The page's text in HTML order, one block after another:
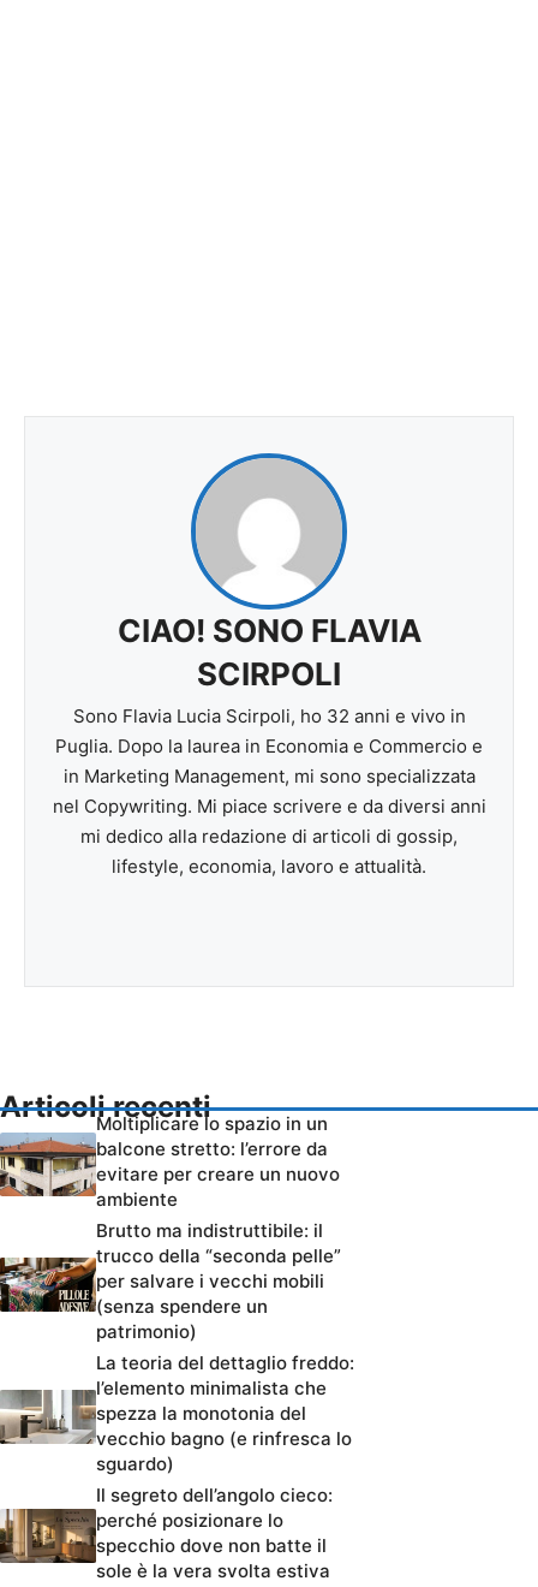
CIAO! SONO FLAVIA
SCIRPOLI
Sono Flavia Lucia Scirpoli, ho 32 anni e vivo in
Puglia. Dopo la laurea in Economia e Commercio e
in Marketing Management, mi sono specializzata
nel Copywriting. Mi piace scrivere e da diversi anni
mi dedico alla redazione di articoli di gossip,
lifestyle, economia, lavoro e attualità.
Articoli recenti
Moltiplicare lo spazio in un
balcone stretto: l’errore da
evitare per creare un nuovo
ambiente
Brutto ma indistruttibile: il
trucco della “seconda pelle”
per salvare i vecchi mobili
(senza spendere un
patrimonio)
La teoria del dettaglio freddo:
l’elemento minimalista che
spezza la monotonia del
vecchio bagno (e rinfresca lo
sguardo)
Il segreto dell’angolo cieco:
perché posizionare lo
specchio dove non batte il
sole è la vera svolta estiva